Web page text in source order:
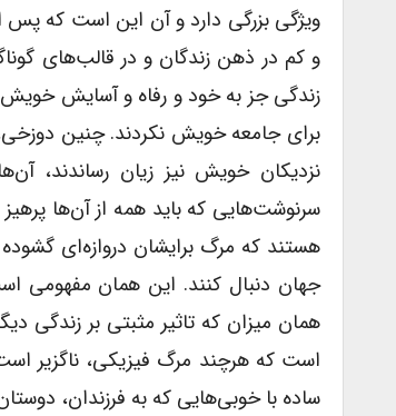
ویژگی بزرگی دارد و آن این است که پس
و کم در ذهن زندگان و در قالب‌های
زندگی جز به خود و رفاه و آسایش خویش
برای جامعه خویش نکردند. چنین
نزدیکان خویش نیز زیان رساندند،
سرنوشت‌هایی که باید همه از آن‌ها
هستند که مرگ برایشان دروازه‌ای
جهان دنبال کنند. این همان مفهومی
همان میزان که تاثیر مثبتی بر زندگی
است که هر‌چند مرگ فیزیکی، ناگزیر
ساده با خوبی‌هایی که به فرزندان،